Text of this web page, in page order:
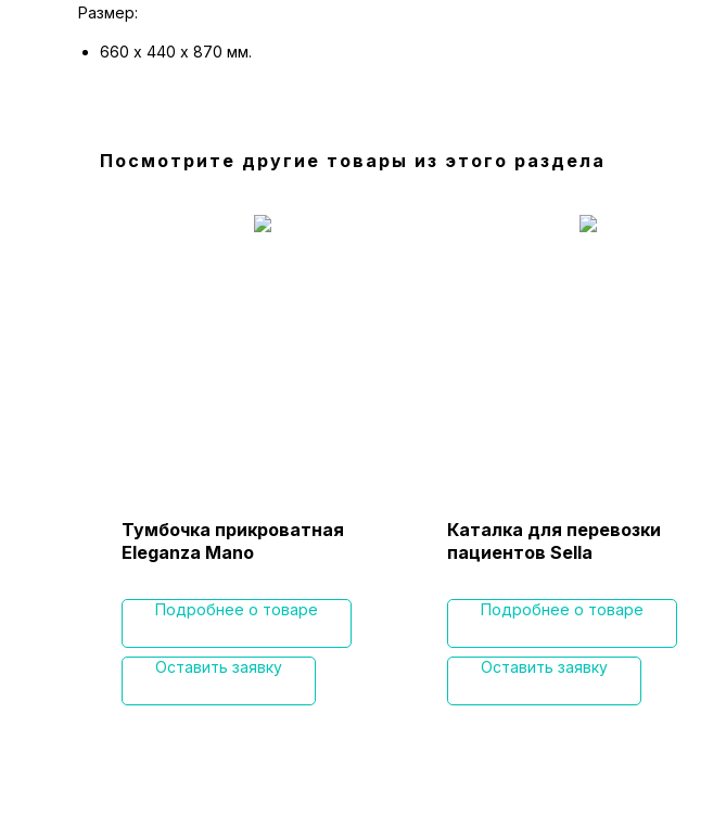
Размер:
660 х 440 х 870 мм.
Посмотрите другие товары из этого раздела
Тумбочка прикроватная
Eleganza Mano
Подробнее о товаре
Оставить заявку
Каталка для перевозки
пациентов Sella
Подробнее о товаре
Оставить заявку